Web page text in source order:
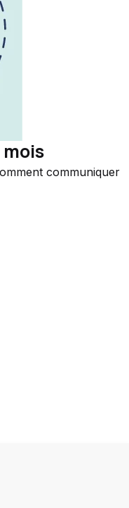
communiquer